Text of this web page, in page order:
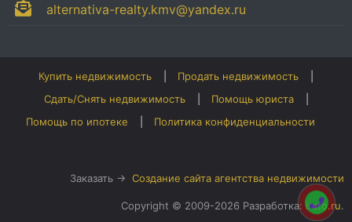
alternativa-realty.kmv@yandex.ru
Купить недвижимость
Продать недвижимость
Сдать/Снять недвижимость
Помощь юриста
Помощь по ипотеке
Политика конфиденциальности
Заказать → Создание сайта агентства недвижимости
Copyright © 2009-2026 Разработка:irato.ru.